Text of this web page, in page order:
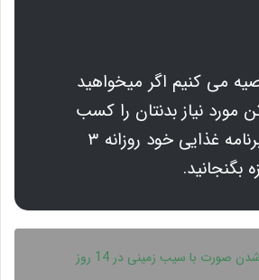
می کنیم اگر میخواهید
مورد نیاز بدنتان را کسب
کنید باید در برنامه غذایی خود روزانه ۳
بگنجانید.
صورت با سیب زمینی در 14 روز